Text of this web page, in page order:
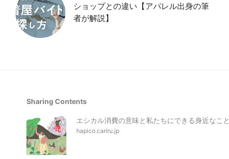
ショップとの違い【アパレル出身の筆
者が解説】
Sharing Contents
エシカル消費の意味と私たちにできる身近なこと
hapico.cariru.jp